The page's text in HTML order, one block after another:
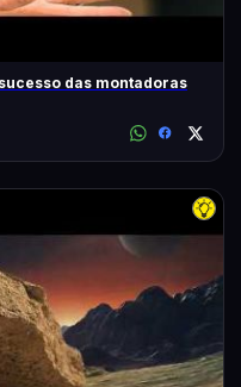
das montadoras